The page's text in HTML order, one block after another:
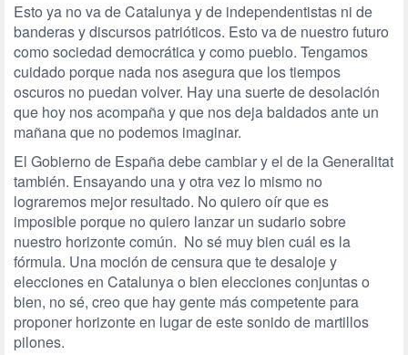
Esto ya no va de Catalunya y de independentistas ni de
banderas y discursos patrióticos. Esto va de nuestro futuro
como sociedad democrática y como pueblo. Tengamos
cuidado porque nada nos asegura que los tiempos
oscuros no puedan volver. Hay una suerte de desolación
que hoy nos acompaña y que nos deja baldados ante un
mañana que no podemos imaginar.
El Gobierno de España debe cambiar y el de la Generalitat
también. Ensayando una y otra vez lo mismo no
lograremos mejor resultado. No quiero oír que es
imposible porque no quiero lanzar un sudario sobre
nuestro horizonte común. No sé muy bien cuál es la
fórmula. Una moción de censura que te desaloje y
elecciones en Catalunya o bien elecciones conjuntas o
bien, no sé, creo que hay gente más competente para
proponer horizonte en lugar de este sonido de martillos
pilones.